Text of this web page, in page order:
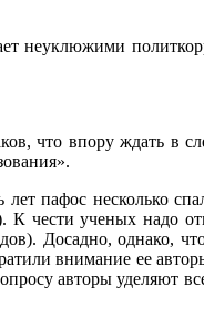
неуклюжими
что впору ждать в
пафос несколько
чести ученых надо
Досадно, однако,
внимание ее
авторы уделяют